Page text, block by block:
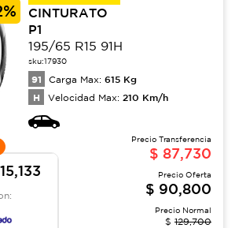
CINTURATO
P1
195/65 R15 91H
sku:17930
91 Carga Max: 615 Kg
H Velocidad Max: 210 Km/h
Precio Transferencia
$ 87,730
Precio Oferta
$ 90,800
Precio Normal
$ 129,700